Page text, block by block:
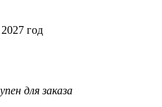
год
для заказа